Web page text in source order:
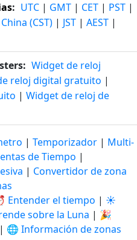
: UTC | GMT | CET | PST |
China (CST) | JST | AEST |
Widget de reloj
reloj digital gratuito |
| Widget de reloj de
| Temporizador | Multi-
de Tiempo |
| Convertidor de zona
Entender el tiempo | ☀️
sobre la Luna | 🎉
| 🌐 Información de zonas